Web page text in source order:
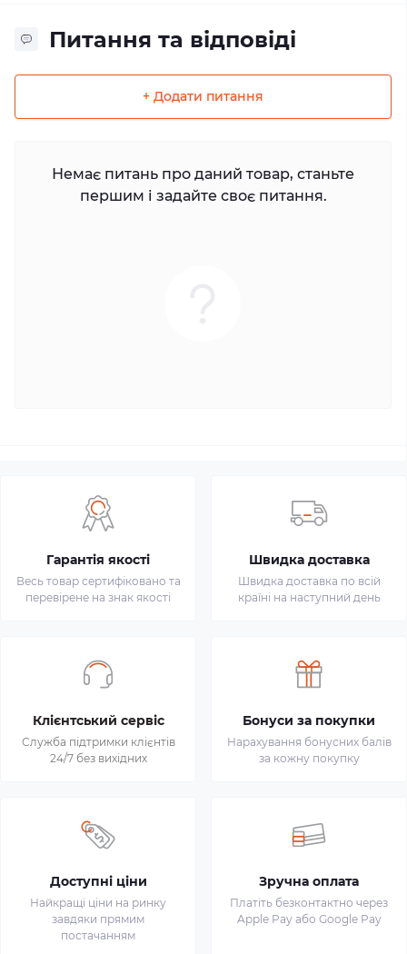
Питання та відповіді
+ Додати питання
Немає питань про даний товар, станьте
першим і задайте своє питання.
Гарантія якості
Весь товар сертифіковано та
перевірене на знак якості
Швидка доставка
Швидка доставка по всій
країні на наступний день
Клієнтський сервіс
Служба підтримки клієнтів
24/7 без вихідних
Бонуси за покупки
Нарахування бонусних балів
за кожну покупку
Доступні ціни
Найкращі ціни на ринку
завдяки прямим
постачанням
Зручна оплата
Платіть безконтактно через
Apple Pay або Google Pay